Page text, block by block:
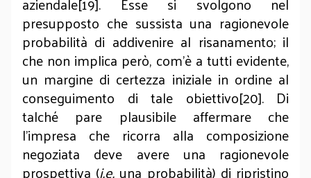
presupposto che sussista una ragionevole
probabilità di addivenire al risanamento; il
che non implica però, com’è a tutti evidente,
un margine di certezza iniziale in ordine al
conseguimento di tale obiettivo[20]. Di
talché pare plausibile affermare che
l’impresa che ricorra alla composizione
negoziata deve avere una ragionevole
prospettiva (i.e. una probabilità) di ripristino